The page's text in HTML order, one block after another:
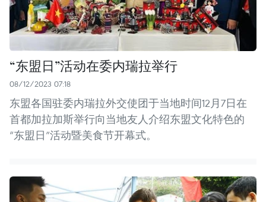
“东盟日”活动在委内瑞拉举行
08/12/2023 07:18
东盟各国驻委内瑞拉外交使团于当地时间12月7日在
首都加拉加斯举行向当地友人介绍东盟文化特色的
“东盟日”活动暨美食节开幕式。